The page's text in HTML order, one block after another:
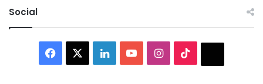
Social
Facebook LinkedInYouTubeInstagram